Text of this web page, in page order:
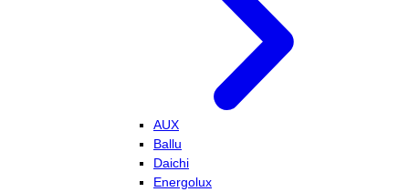
AUX
Ballu
Daichi
Energolux